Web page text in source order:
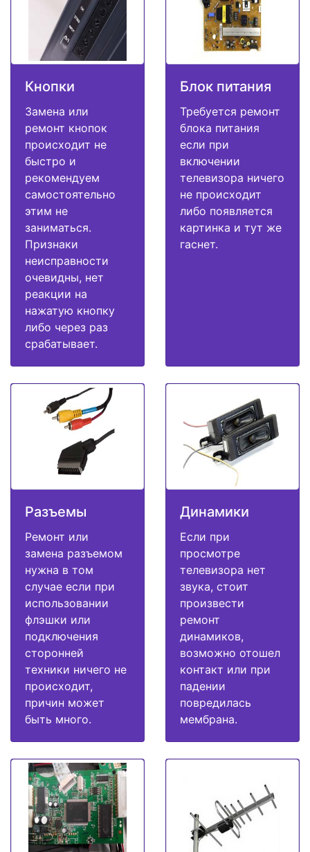
Кнопки
Замена или
ремонт кнопок
происходит не
быстро и
рекомендуем
самостоятельно
этим не
заниматься.
Признаки
неисправности
очевидны, нет
реакции на
нажатую кнопку
либо через раз
срабатывает.
Блок питания
Требуется ремонт
блока питания
если при
включении
телевизора ничего
не происходит
либо появляется
картинка и тут же
гаснет.
Разъемы
Ремонт или
замена разъемом
нужна в том
случае если при
использовании
флэшки или
подключения
сторонней
техники ничего не
происходит,
причин может
быть много.
Динамики
Если при
просмотре
телевизора нет
звука, стоит
произвести
ремонт
динамиков,
возможно отошел
контакт или при
падении
повредилась
мембрана.